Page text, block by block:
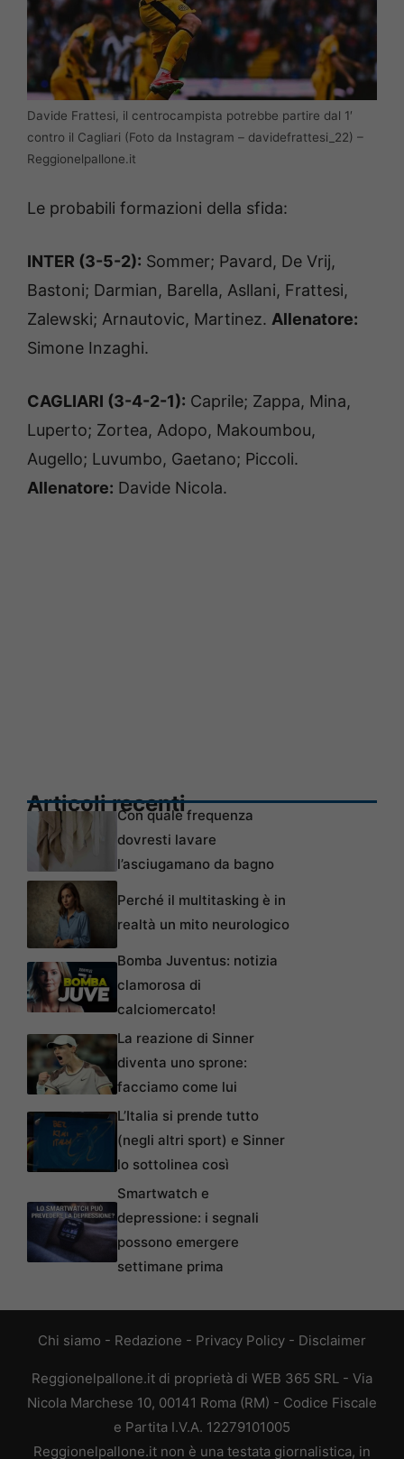
Davide Frattesi, il centrocampista potrebbe partire dal 1′
contro il Cagliari (Foto da Instagram – davidefrattesi_22) –
Reggionelpallone.it
Le probabili formazioni della sfida:
INTER (3-5-2): Sommer; Pavard, De Vrij,
Bastoni; Darmian, Barella, Asllani, Frattesi,
Zalewski; Arnautovic, Martinez. Allenatore:
Simone Inzaghi.
CAGLIARI (3-4-2-1): Caprile; Zappa, Mina,
Luperto; Zortea, Adopo, Makoumbou,
Augello; Luvumbo, Gaetano; Piccoli.
Allenatore: Davide Nicola.
Articoli recentiCon quale frequenza
dovresti lavare
l’asciugamano da bagno
Perché il multitasking è in
realtà un mito neurologico
Bomba Juventus: notizia
clamorosa di
calciomercato!
La reazione di Sinner
diventa uno sprone:
facciamo come lui
L’Italia si prende tutto
(negli altri sport) e Sinner
lo sottolinea così
Smartwatch e
depressione: i segnali
possono emergere
settimane prima
Chi siamo - Redazione - Privacy Policy - Disclaimer
Reggionelpallone.it di proprietà di WEB 365 SRL - Via
Nicola Marchese 10, 00141 Roma (RM) - Codice Fiscale
e Partita I.V.A. 12279101005
Reggionelpallone.it non è una testata giornalistica, in